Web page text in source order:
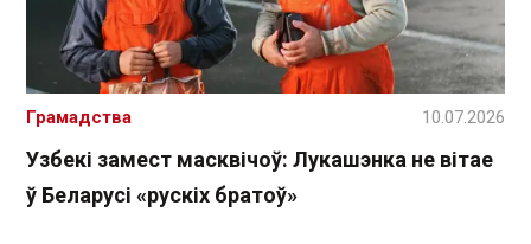
Узбекі замест масквічоў: Лукашэнка не вітае
ў Беларусі «рускіх братоў»
Грамадства 10.07.2026